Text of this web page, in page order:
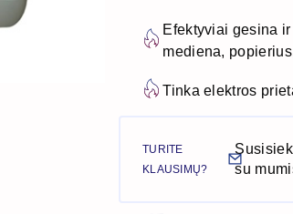
Efektyviai gesina
mediena,
Tinka elektros
TURITE
KLAUSIMŲ?
su